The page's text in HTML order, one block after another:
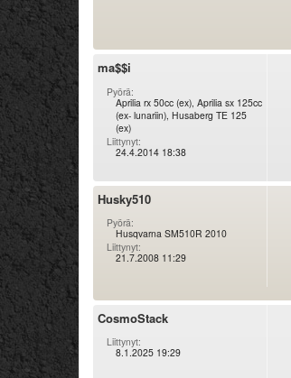
ma$$i
Pyörä:
Aprilia rx 50cc (ex), Aprilia sx 125cc
(ex- lunariin), Husaberg TE 125
(ex)
Liittynyt:
24.4.2014 18:38
Husky510
Pyörä:
Husqvarna SM510R 2010
Liittynyt:
21.7.2008 11:29
CosmoStack
Liittynyt:
8.1.2025 19:29